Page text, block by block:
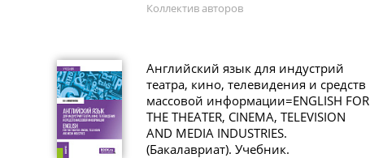
Коллектив авторов
Английский язык для индустрий
театра, кино, телевидения и средств
массовой информации=ENGLISH FOR
THE THEATER, CINEMA, TELEVISION
AND MEDIA INDUSTRIES.
(Бакалавриат). Учебник.